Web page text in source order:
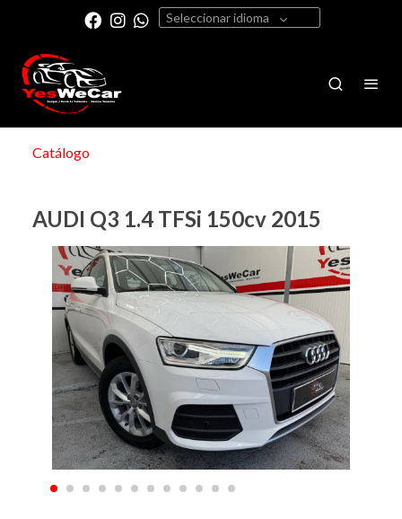
Seleccionar idioma
Catálogo
AUDI Q3 1.4 TFSi 150cv 2015